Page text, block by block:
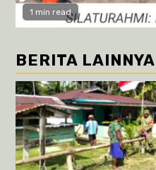
1 min read
BERITA LAINNYA